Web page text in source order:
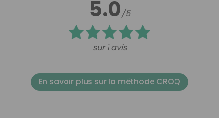
5.0/5
sur 1 avis
En savoir plus sur la méthode CROQ